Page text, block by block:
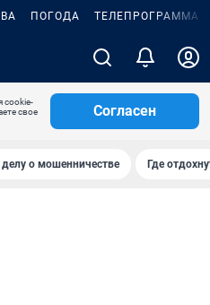
ПОГОДА ТЕЛЕПРОГРАММА
cookie-
свое
Согласен
о мошенничестве Где